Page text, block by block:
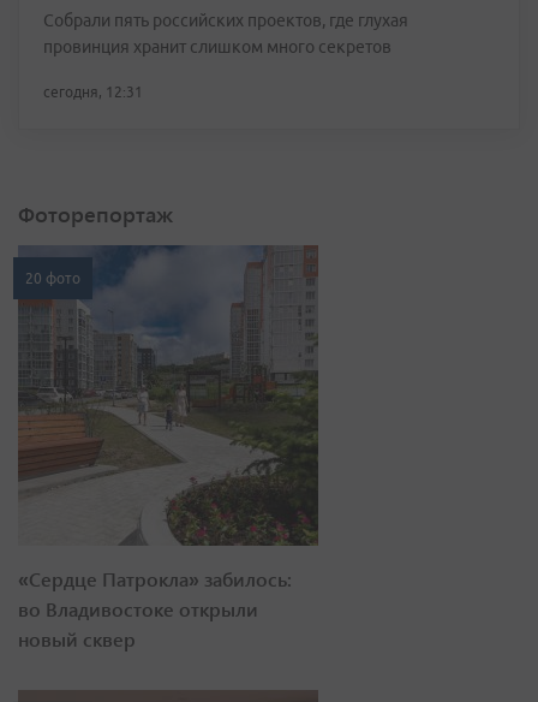
Собрали пять российских проектов, где глухая
провинция хранит слишком много секретов
сегодня, 12:31
Фоторепортаж
20 фото
«Сердце Патрокла» забилось:
во Владивостоке открыли
новый сквер